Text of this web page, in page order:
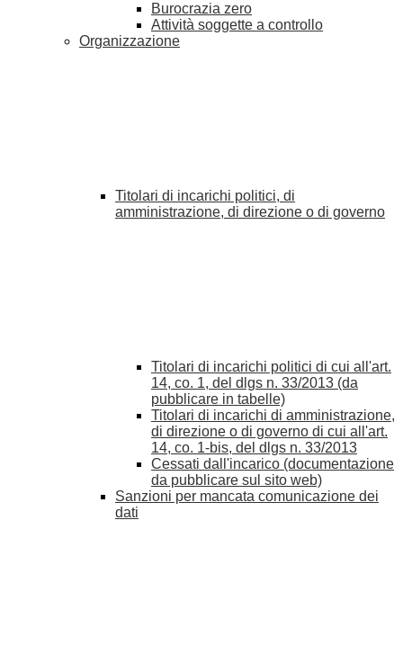
Burocrazia zero
Attività soggette a controllo
Organizzazione
Titolari di incarichi politici, di
amministrazione, di direzione o di governo
Titolari di incarichi politici di cui all'art.
14, co. 1, del dlgs n. 33/2013 (da
pubblicare in tabelle)
Titolari di incarichi di amministrazione,
di direzione o di governo di cui all'art.
14, co. 1-bis, del dlgs n. 33/2013
Cessati dall'incarico (documentazione
da pubblicare sul sito web)
Sanzioni per mancata comunicazione dei
dati